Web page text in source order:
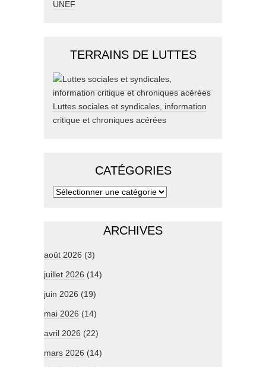
UNEF
TERRAINS DE LUTTES
Luttes sociales et syndicales, information
critique et chroniques acérées
CATÉGORIES
ARCHIVES
août 2026 (3)
juillet 2026 (14)
juin 2026 (19)
mai 2026 (14)
avril 2026 (22)
mars 2026 (14)